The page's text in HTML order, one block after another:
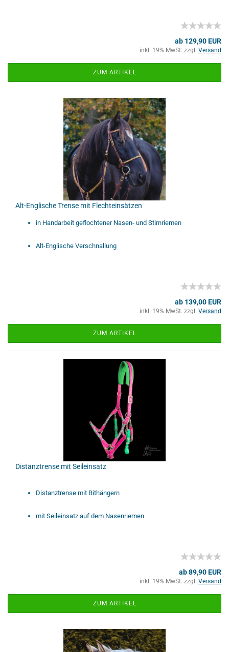
ab 129,90 EUR
inkl. 19% MwSt. zzgl. Versand
ZUM ARTIKEL
Alt-Englische Trense mit Flechteinsätzen
in Handarbeit geflochtener Nasen- und Stirnriemen
Alt-Englische Verschnallung
ab 139,00 EUR
inkl. 19% MwSt. zzgl. Versand
ZUM ARTIKEL
Distanztrense mit Seileinsatz
Distanztrense mit Bithängern
mit Seileinsatz auf dem Nasenriemen
ab 89,90 EUR
inkl. 19% MwSt. zzgl. Versand
ZUM ARTIKEL